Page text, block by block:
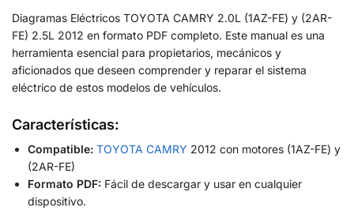
Diagramas Eléctricos TOYOTA CAMRY 2.0L (1AZ-FE) y (2AR-
FE) 2.5L 2012 en formato PDF completo. Este manual es una
herramienta esencial para propietarios, mecánicos y
aficionados que deseen comprender y reparar el sistema
eléctrico de estos modelos de vehículos.
Características:
Compatible: TOYOTA CAMRY 2012 con motores (1AZ-FE) y
(2AR-FE)
Formato PDF: Fácil de descargar y usar en cualquier
dispositivo.